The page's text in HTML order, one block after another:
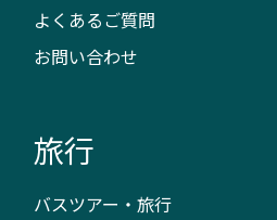
よくあるご質問
お問い合わせ
旅行
バスツアー・旅行